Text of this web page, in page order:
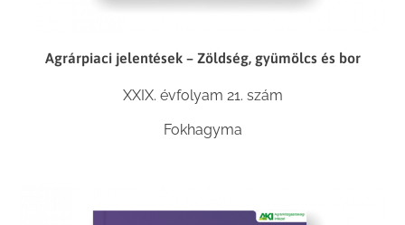
Agrárpiaci jelentések – Zöldség, gyümölcs és bor
XXIX. évfolyam 21. szám
Fokhagyma